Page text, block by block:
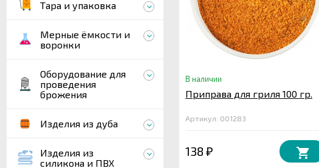
Тара и упаковка
Мерные ёмкости и
воронки
Оборудование для
проведения
брожения
Изделия из дуба
Изделия из
силикона и ПВХ
В наличии
Приправа для гриля 100 гр.
Артикул: 001283
138 ₽